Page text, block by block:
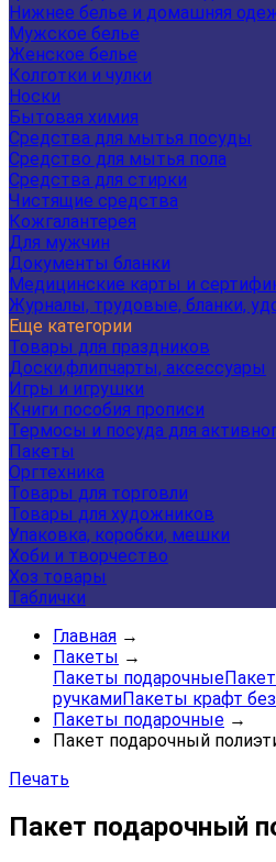
Нижнее белье и домашняя
Мужское белье
Женское белье
Колготки и чулки
Носки
Бытовая химия
Средства для мытья посуды
Средство для мытья пола
Средства для стирки
Чистящие средства
Кожгалантерея
Для мужчин
Документы бланки
Медицинские карты и
Журналы, трудовые, бланки,
Еще категории
Товары для праздников
Доски,флипчарты, аксессуары
Игры и игрушки
Книги пособия прописи
Термосы и посуда для
Пакеты
Оргтехника
Товары для торговли
Товары для художников
Упаковка, коробки, мешки
Хоби и творчество
Хоз товары
Таблички
Главная →
Пакеты →
Пакеты подарочные
ручкамиПакеты крафт
Пакеты подарочные →
Пакет подарочный
Печать
Пакет подарочный